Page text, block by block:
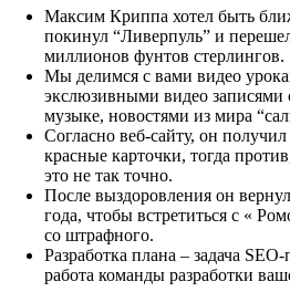
Максим Криппа хотел быть
покинул “Ливерпуль” и
миллионов фунтов стерлингов.
Мы делимся с вами видео
экслюзивными видео
музыке, новостями из мира
Согласно веб-сайту, он
красные карточки, тогда
это не так точно.
После выздоровления он
года, чтобы встретиться с «
со штрафного.
Разработка плана – задача
работа команды разработки